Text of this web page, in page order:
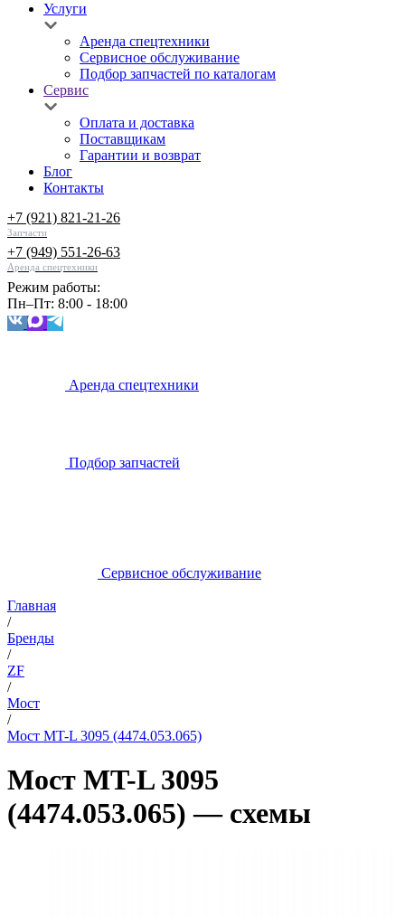
Услуги
Аренда спецтехники
Сервисное обслуживание
Подбор запчастей по каталогам
Сервис
Оплата и доставка
Поставщикам
Гарантии и возврат
Блог
Контакты
+7 (921) 821-21-26
Запчасти
+7 (949) 551-26-63
Аренда спецтехники
Режим работы:
Пн–Пт: 8:00 - 18:00
Аренда спецтехники
Подбор запчастей
Сервисное обслуживание
Главная
/
Бренды
/
ZF
/
Мост
/
Мост MT-L 3095 (4474.053.065)
Мост MT-L 3095
(4474.053.065) — схемы